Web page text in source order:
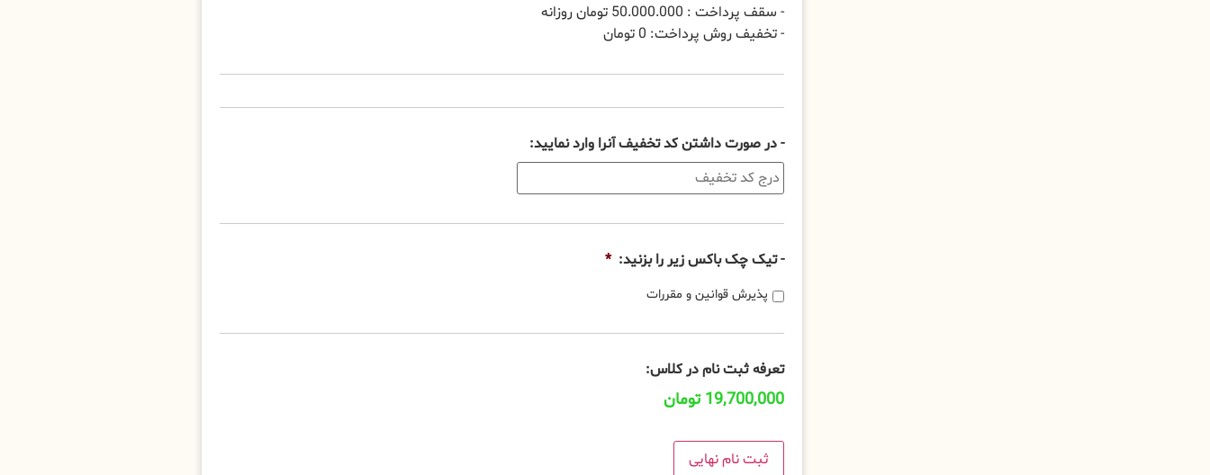
- سقف پرداخت : 50.000.000 تومان روزانه
- تخفیف روش پرداخت: 0 تومان
- در صورت داشتن کد تخفیف آنرا وارد نمایید:
- تیک چک باکس زیر را بزنید: *
پذیرش قوانین و مقررات
تعرفه ثبت نام در کلاس:
19,700,000 تومان